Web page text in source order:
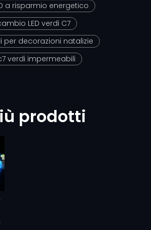
a risparmio energetico
LED verdi C7
per decorazioni natalizie
verdi impermeabili
prodotti